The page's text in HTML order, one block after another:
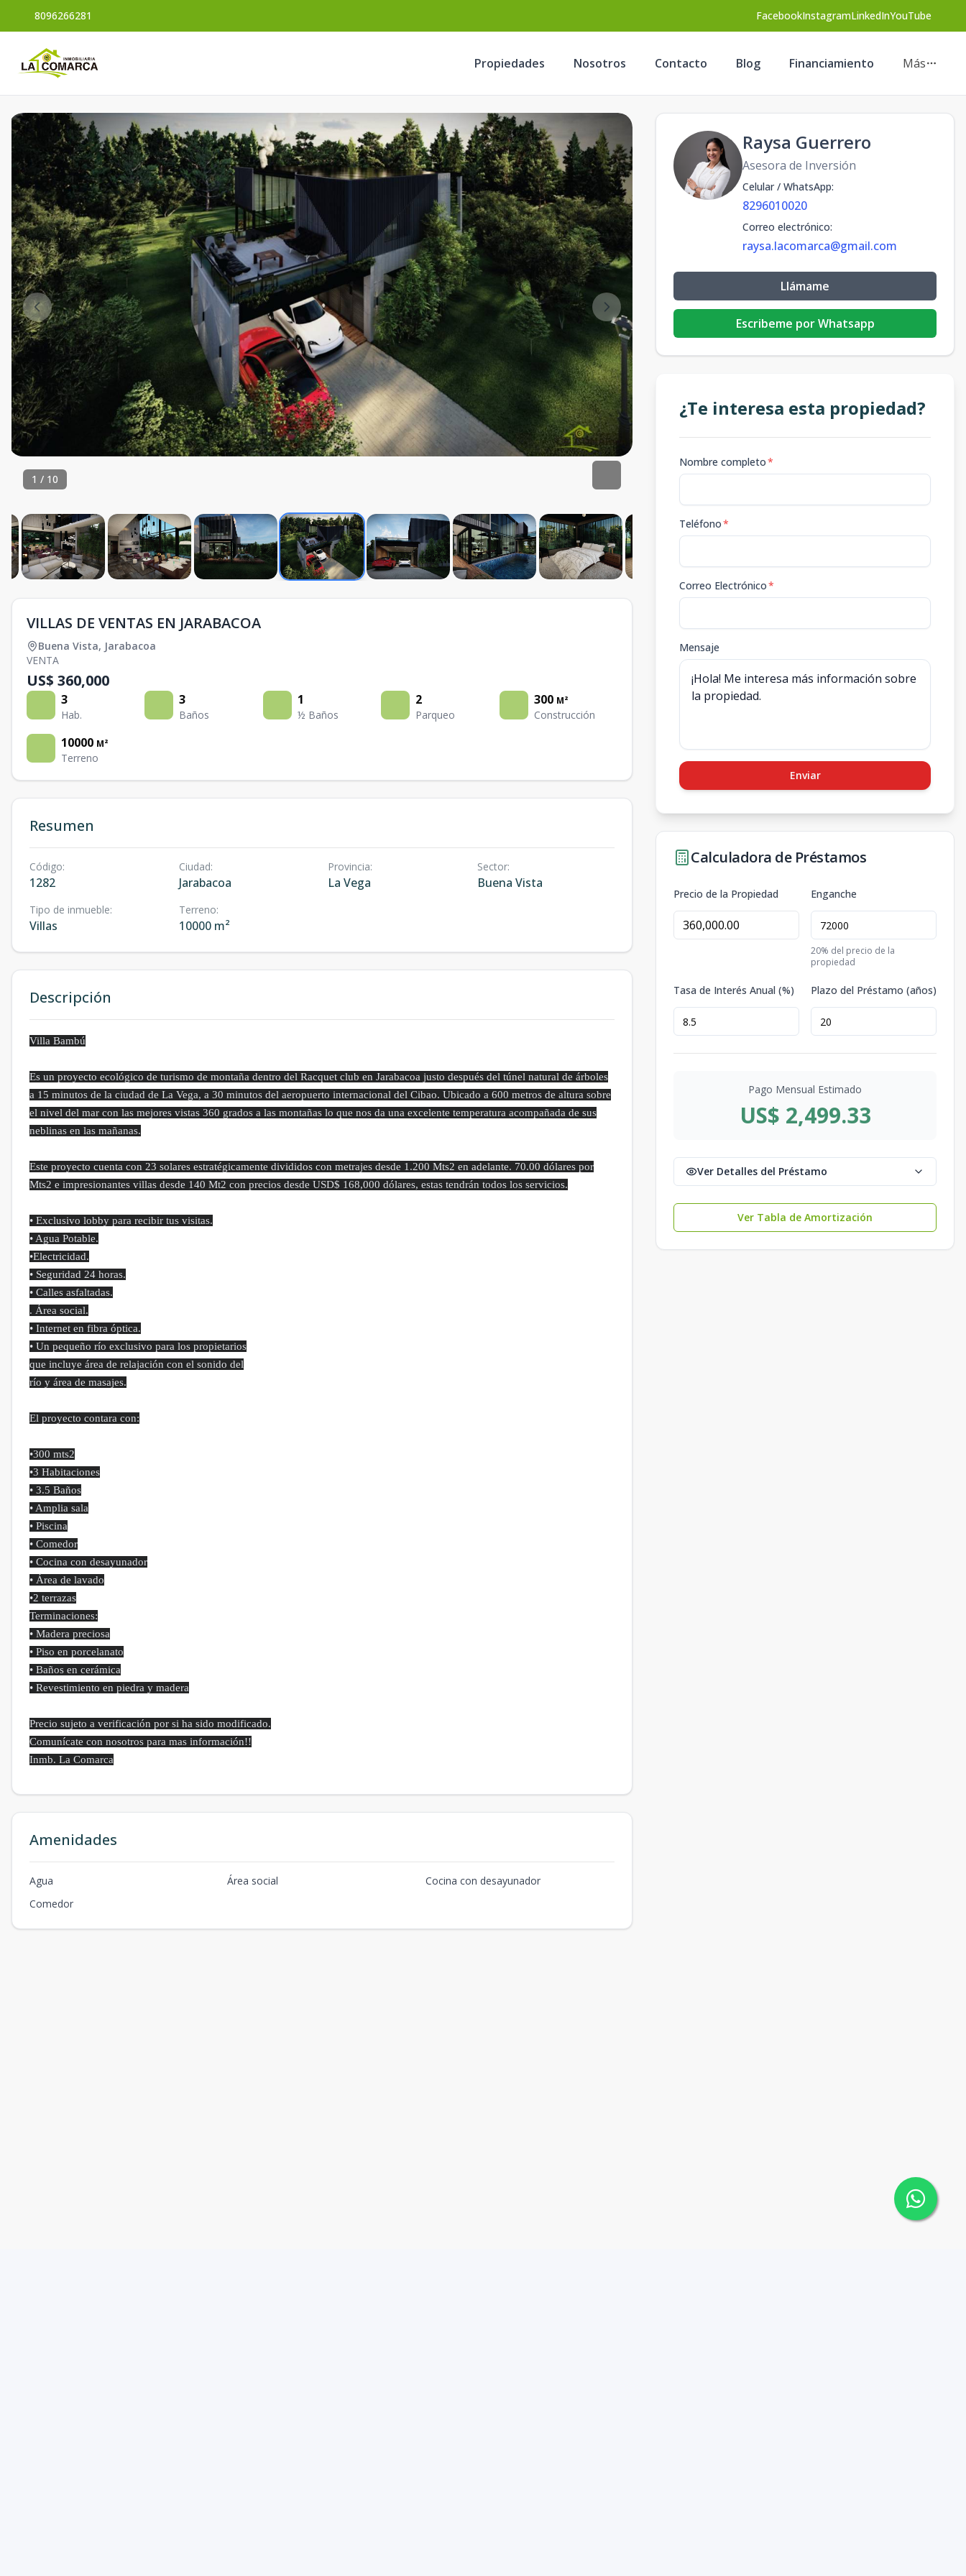
8096266281 FacebookInstagramLinkedInYouTube
Propiedades Nosotros Contacto Blog Financiamiento Más
1 / 10
VILLAS DE VENTAS EN JARABACOA
Buena Vista, Jarabacoa
VENTA
US$ 360,000
3
Hab.
3
Baños
1
½ Baños
2
Parqueo
300 M²
Construcción
10000 M²
Terreno
Resumen
Código:
1282
Ciudad:
Jarabacoa
Provincia:
La Vega
Sector:
Buena Vista
Tipo de inmueble:
Villas
Terreno:
10000 m²
Descripción
Villa Bambú
Es un proyecto ecológico de turismo de montaña dentro del Racquet club en Jarabacoa justo después del túnel natural de árboles
a 15 minutos de la ciudad de La Vega, a 30 minutos del aeropuerto internacional del Cibao. Ubicado a 600 metros de altura sobre
el nivel del mar con las mejores vistas 360 grados a las montañas lo que nos da una excelente temperatura acompañada de sus
neblinas en las mañanas.
Este proyecto cuenta con 23 solares estratégicamente divididos con metrajes desde 1.200 Mts2 en adelante. 70.00 dólares por
Mts2 e impresionantes villas desde 140 Mt2 con precios desde USD$ 168,000 dólares, estas tendrán todos los servicios.
• Exclusivo lobby para recibir tus visitas.
• Agua Potable.
•Electricidad.
• Seguridad 24 horas.
• Calles asfaltadas.
. Área social.
• Internet en fibra óptica.
• Un pequeño río exclusivo para los propietarios
que incluye área de relajación con el sonido del
río y área de masajes.
El proyecto contara con:
•300 mts2
•3 Habitaciones
• 3.5 Baños
• Amplia sala
• Piscina
• Comedor
• Cocina con desayunador
• Área de lavado
•2 terrazas
Terminaciones:
• Madera preciosa
• Piso en porcelanato
• Baños en cerámica
• Revestimiento en piedra y madera
Precio sujeto a verificación por si ha sido modificado.
Comunícate con nosotros para mas información!!
Inmb. La Comarca
Amenidades
Agua Área social
Cocina con desayunador
Comedor
Raysa Guerrero
Asesora de Inversión
Celular / WhatsApp:
8296010020
Correo electrónico:
raysa.lacomarca@gmail.com
Llámame
Escribeme por Whatsapp
¿Te interesa esta propiedad?
Nombre completo*
Teléfono*
Correo Electrónico*
Mensaje
Enviar
Calculadora de Préstamos
Precio de la Propiedad Enganche
20% del precio de la
propiedad
Tasa de Interés Anual (%) Plazo del Préstamo (años)
Pago Mensual Estimado
US$ 2,499.33
Ver Detalles del Préstamo
Ver Tabla de Amortización